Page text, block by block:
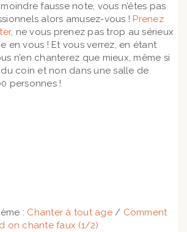
fausse note, vous n’êtes pas
alors amusez-vous ! Prenez
, ne vous prenez pas trop au sérieux
en vous ! Et vous verrez, en étant
n’en chanterez que mieux, même si
du coin et non dans une salle de
personnes !
: Chanter à tout age/ Comment
on chante faux (1/2)